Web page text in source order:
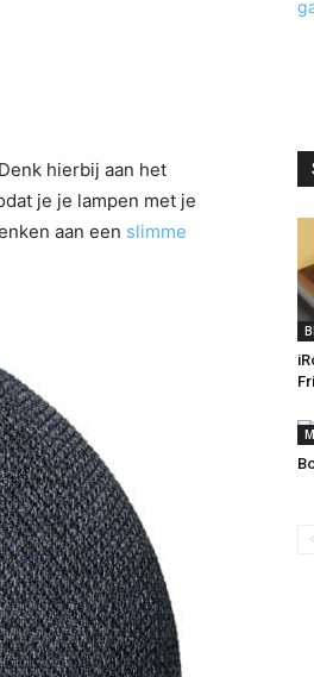
hierbij aan het
je je lampen met je
aan een slimme